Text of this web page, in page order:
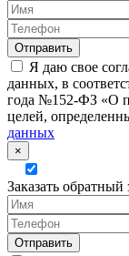
Я даю свое
данных, в
года №152-ФЗ «О
целей,
данных
×
Заказать обратный